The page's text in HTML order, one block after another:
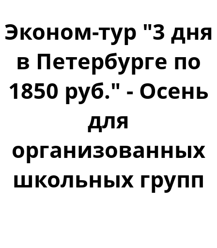
Эконом-тур "3 дня
в Петербурге по
1850 руб." - Осень
для
организованных
школьных групп